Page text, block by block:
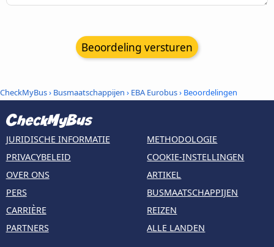
Beoordeling versturen
CheckMyBus› Busmaatschappijen › EBA Eurobus› Beoordelingen
JURIDISCHE INFORMATIE
PRIVACYBELEID
OVER ONS
PERS
CARRIÈRE
PARTNERS
METHODOLOGIE
COOKIE-INSTELLINGEN
ARTIKEL
BUSMAATSCHAPPIJEN
REIZEN
ALLE LANDEN